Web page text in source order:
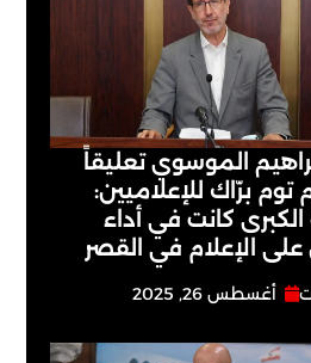
الموسوي تعليقاً
توم برّاك للإعلاميين:
كانت في أداء
على ‏الإعلام في القصر
أغسطس 26, 2025